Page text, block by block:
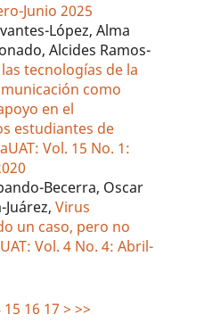
Junio 2025
López, Alma
Alcides Ramos-
tecnologías de la
como
en el
estudiantes de
Vol. 15 No. 1:
Becerra, Oscar
Juárez,Virus
un caso, pero no
Vol. 4 No. 4: Abril-
15 16 17 > >>